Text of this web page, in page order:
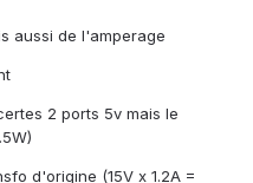
aussi de l'amperage
2 ports 5v mais le
d'origine (15V x 1.2A =